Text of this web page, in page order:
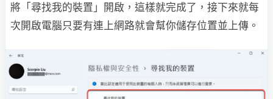
將「尋找我的裝置」開啟，這樣就完成了，接下來就每
次開啟電腦只要有連上網路就會幫你儲存位置並上傳。